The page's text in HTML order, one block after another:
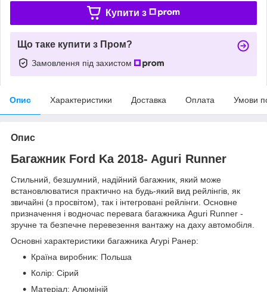
Купити з
Що таке купити з Пром?
Замовлення під захистом
Опис Характеристики Доставка Оплата Умови
Опис
Багажник Ford Ka 2018- Aguri Runner
Стильний, безшумний, надійний багажник, який може
встановлюватися практично на будь-який вид рейлінгів, як
звичайні (з просвітом), так і інтегровані рейлінги. Основне
призначення і водночас перевага багажника Aguri Runner -
зручне та безпечне перевезення вантажу на даху автомобіля.
Основні характеристики багажника Агурі Ранер:
Країна виробник: Польша
Колір: Сірий
Матеріал: Алюміній